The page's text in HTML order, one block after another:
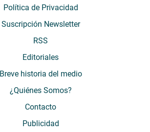
Política de Privacidad
Suscripción Newsletter
RSS
Editoriales
Breve historia del medio
¿Quiénes Somos?
Contacto
Publicidad